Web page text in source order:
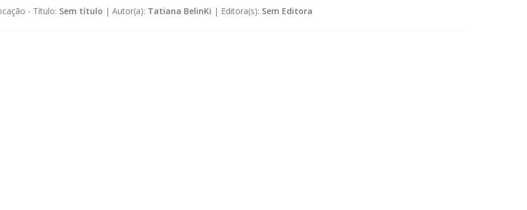
- Título: Sem título | Autor(a): Tatiana BelinKi | Editora(s): Sem Editora